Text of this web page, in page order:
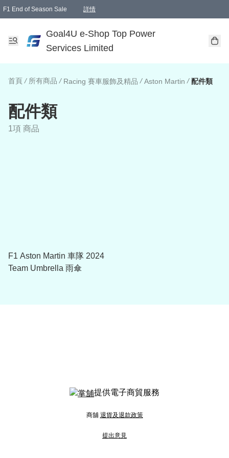
F1 End of Season Sale 詳情
Goal4U e-Shop Top Power
Services Limited
首頁 / 所有商品 / Racing 賽車服飾及精品 / Aston Martin / 配件類
配件類
1項 商品
F1 Aston Martin 車隊 2024
Team Umbrella 雨傘
提供電子商貿服務
商舖 退貨及退款政策
提出意見